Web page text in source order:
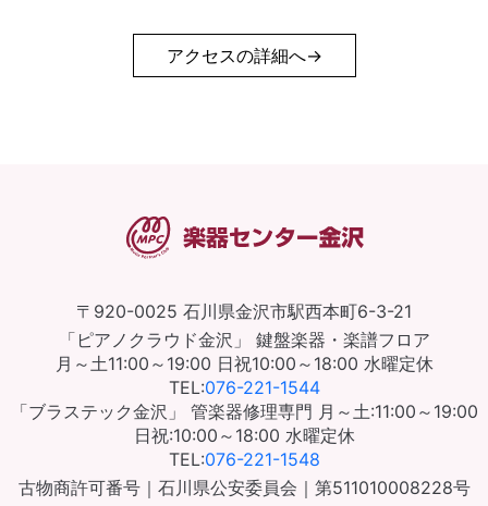
アクセスの詳細へ
〒920-0025 石川県金沢市駅西本町6-3-21
「ピアノクラウド金沢」
鍵盤楽器・楽譜フロア
月～土11:00～19:00 日祝10:00～18:00 水曜定休
TEL:076-221-1544
「ブラステック金沢」
管楽器修理専門 月～土:11:00～19:00
日祝:10:00～18:00 水曜定休
TEL:076-221-1548
古物商許可番号｜石川県公安委員会｜第511010008228号